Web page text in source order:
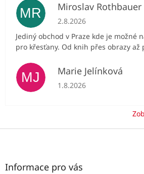
MR Miroslav Rothbauer
Hodnocení obchodu je 5
2.8.2026
Jediný obchod v Praze kde je možné
pro křesťany. Od knih přes obrazy až
MJ Marie Jelínková
Hodnocení obchodu je 5
1.8.2026
Z
Informace pro vás